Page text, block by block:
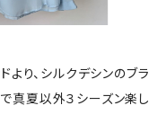
、シルクデシンのブラ
真夏以外３シーズン楽し